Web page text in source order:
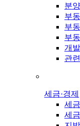
분
부
부
부
개
관
세금·경제
세
세